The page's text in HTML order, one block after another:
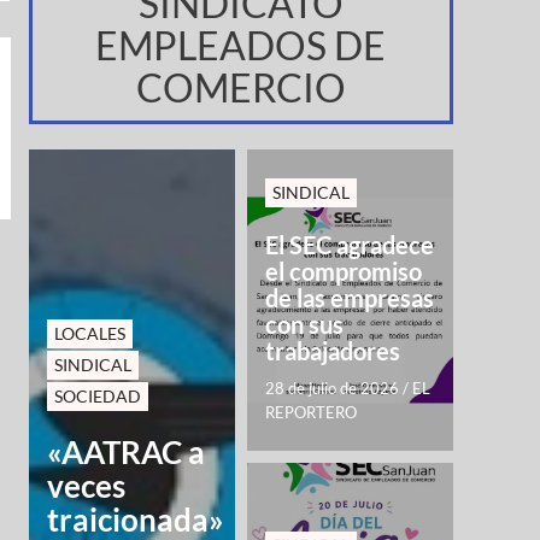
EMPLEADOS DE
COMERCIO
LOCALES
SINDICAL
SOCIEDAD
«AATRAC a
veces
traicionada»
SINDICAL
El SEC agradece
el compromiso
de las empresas
con sus
trabajadores
28 de julio de 2026 / EL
REPORTERO